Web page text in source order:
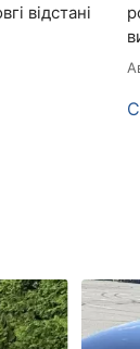
відстані